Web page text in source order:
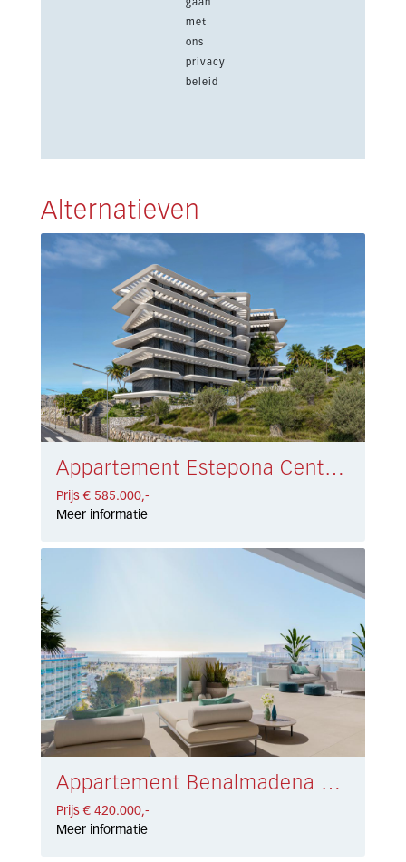
met
ons
privacy
beleid
Alternatieven
Appartement Estepona Centro € 585.000,-
Prijs € 585.000,-
Meer informatie
Appartement Benalmadena Costa € 420.000,-
Prijs € 420.000,-
Meer informatie